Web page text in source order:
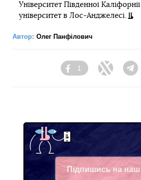
Університет Південної
університет в Лос-Анджелесі.
Автор: Олег Панфілович
Facebook
1
Twitter
Підпишись на наш
Facebook